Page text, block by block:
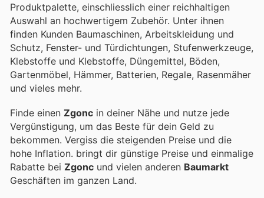
Produktpalette, einschliesslich einer reichhaltigen
Auswahl an hochwertigem Zubehör. Unter ihnen
finden Kunden Baumaschinen, Arbeitskleidung und
Schutz, Fenster- und Türdichtungen, Stufenwerkzeuge,
Klebstoffe und Klebstoffe, Düngemittel, Böden,
Gartenmöbel, Hämmer, Batterien, Regale, Rasenmäher
und vieles mehr.
Finde einen Zgonc in deiner Nähe und nutze jede
Vergünstigung, um das Beste für dein Geld zu
bekommen. Vergiss die steigenden Preise und die
hohe Inflation. bringt dir günstige Preise und einmalige
Rabatte bei Zgonc und vielen anderen Baumarkt
Geschäften im ganzen Land.